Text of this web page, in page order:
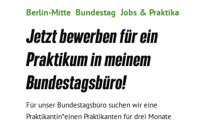
bewerben
Praktikum
meinem
Bundestagsbüro!
Berlin-Mitte Bundestag Jobs & Praktika
Jetzt bewerben für ein
Praktikum in meinem
Bundestagsbüro!
Für unser Bundestagsbüro suchen wir eine
Praktikantin*einen Praktikanten für drei Monate